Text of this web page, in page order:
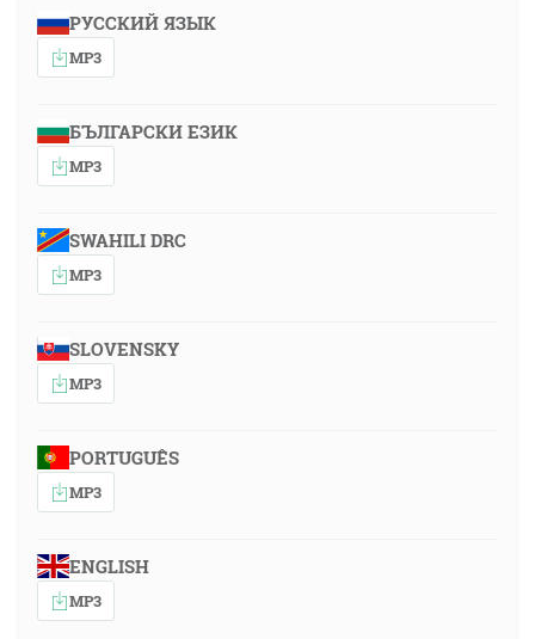
РУССКИЙ ЯЗЫК
MP3
БЪЛГАРСКИ ЕЗИК
MP3
SWAHILI DRC
MP3
SLOVENSKY
MP3
PORTUGUÊS
MP3
ENGLISH
MP3